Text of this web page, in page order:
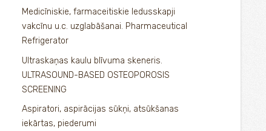
Medicīniskie, farmaceitiskie ledusskapji
vakcīnu u.c. uzglabāšanai. Pharmaceutical
Refrigerator
Ultraskaņas kaulu blīvuma skeneris.
ULTRASOUND-BASED OSTEOPOROSIS
SCREENING
Aspiratori, aspirācijas sūkņi, atsūkšanas
iekārtas, piederumi